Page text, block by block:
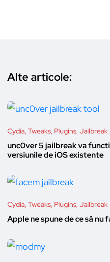
Alte articole:
Cydia, Tweaks, Plugins, Jailbreak
unc0ver 5 jailbreak va
versiunile de iOS existente
Cydia, Tweaks, Plugins, Jailbreak
Apple ne spune de ce să nu